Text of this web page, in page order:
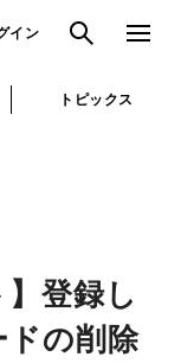
イン 検索 メニュ
トピックス
】登録し
の削除